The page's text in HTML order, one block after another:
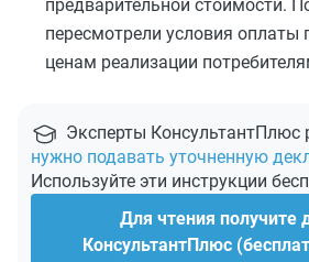
предварительной стоимости.
пересмотрели условия оплаты
ценам реализации
Эксперты КонсультантПлюс
нужно подавать уточненную
Используйте эти инструкции
Для чтения получите
КонсультантПлюс